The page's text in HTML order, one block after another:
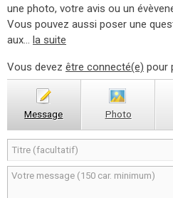
une photo, votre avis ou un
Vous pouvez aussi poser une
aux... la suite
Vous devez être connecté(e) pour
Message Photo